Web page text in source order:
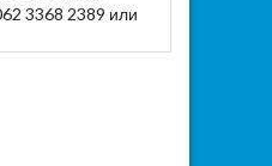
3368 2389 или